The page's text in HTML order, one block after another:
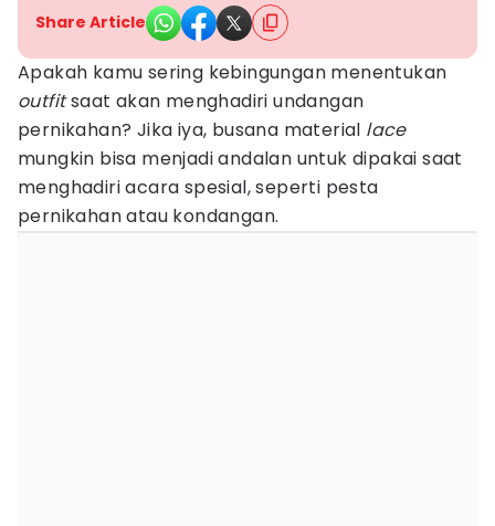
Share Article
Apakah kamu sering kebingungan menentukan
outfitsaat akan menghadiri undangan
pernikahan? Jika iya, busana material lace
mungkin bisa menjadi andalan untuk dipakai saat
menghadiri acara spesial, seperti pesta
pernikahan atau kondangan.